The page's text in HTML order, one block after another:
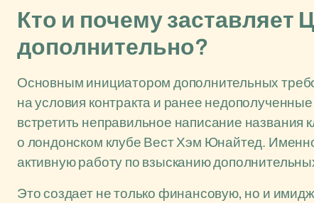
Кто и почему заставляет
дополнительно?
Основным инициатором дополнительных
на условия контракта и ранее
встретить неправильное написание
о лондонском клубе Вест Хэм Юнайтед.
активную работу по взысканию
Это создает не только финансовую, но и